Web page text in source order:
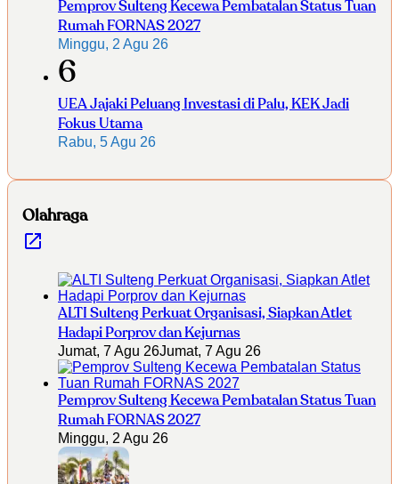
Pemprov Sulteng Kecewa Pembatalan Status Tuan
Rumah FORNAS 2027
Minggu, 2 Agu 26
6
UEA Jajaki Peluang Investasi di Palu, KEK Jadi
Fokus Utama
Rabu, 5 Agu 26
Olahraga
ALTI Sulteng Perkuat Organisasi, Siapkan Atlet
Hadapi Porprov dan Kejurnas
Jumat, 7 Agu 26Jumat, 7 Agu 26
Pemprov Sulteng Kecewa Pembatalan Status Tuan
Rumah FORNAS 2027
Minggu, 2 Agu 26